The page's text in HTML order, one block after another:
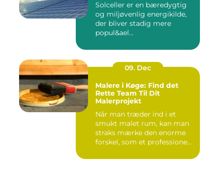
Solceller er en bæredygtig
og miljøvenlig energikilde,
der bliver stadig mere
popul&ael...
09. Dec
Malere i Køge: Find det
Rette Team Til Dit
Malerprojekt
Når man træder ind i et
smukt malet rum, kan man
straks mærke den enorme
forskel, som et professione...